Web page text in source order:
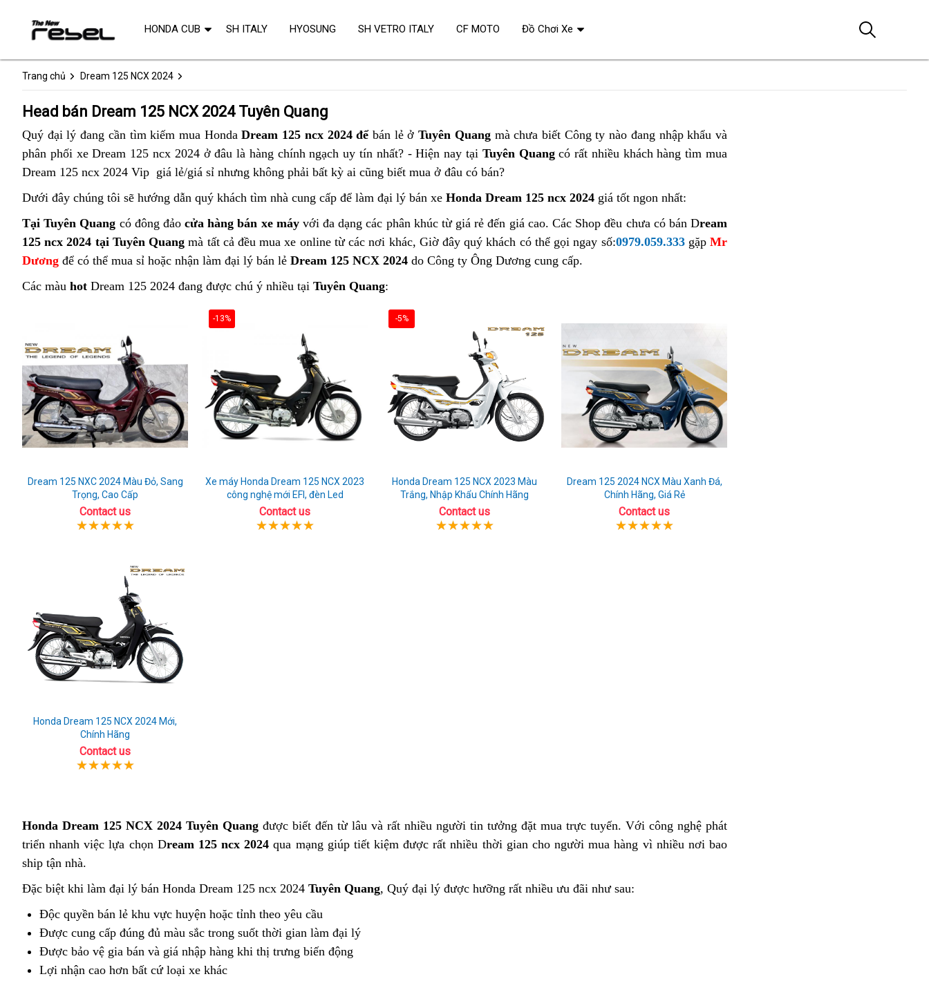
Trang chủ Dream 125 NCX 2024
Head bán Dream 125 NCX 2024 Tuyên Quang
Quý đại lý đang cần tìm kiếm mua HondaDream 125 ncx 2024 đểbán lẻ ở Tuyên Quangmà chưa biết Công ty nào đang nhập khẩu và
phân phối xe Dream 125 ncx 2024 ở đâu là hàng chính ngạch uy tín nhất? - Hiện nay tại Tuyên Quangcó rất nhiều khách hàng tìm mua
Dream 125 ncx 2024 Vip giá lẻ/giá sỉ nhưng không phải bất kỳ ai cũng biết mua ở đâu có bán?
Dưới đây chúng tôi sẽ hướng dẫn quý khách tìm nhà cung cấp để làm đại lý bán xe Honda Dream 125 ncx 2024 giá tốt ngon nhất:
Tại Tuyên Quang có đông đảocửa hàng bán xe máyvới đa dạng các phân khúc từ giá rẻ đến giá cao. Các Shop đều chưa có bán Dream
125 ncx 2024 tại Tuyên Quang mà tất cả đều mua xe online từ các nơi khác, Giờ đây quý khách có thể gọi ngay số:0979.059.333gặpMr
Dương để có thể mua sỉ hoặc nhận làm đại lý bán lẻ Dream 125 NCX 2024 do Công ty Ông Dương cung cấp.
Các màu hot Dream 125 2024 đang được chú ý nhiều tại Tuyên Quang:
Dream 125 NXC 2024 Màu Đỏ, Sang
Trọng, Cao Cấp
Contact us
-13%
Xe máy Honda Dream 125 NCX 2023
công nghệ mới EFI, đèn Led
Contact us
-5%
Honda Dream 125 NCX 2023 Màu
Trắng, Nhập Khẩu Chính Hãng
Contact us
Dream 125 2024 NCX Màu Xanh Đá,
Chính Hãng, Giá Rẻ
Contact us
Honda Dream 125 NCX 2024 Mới,
Chính Hãng
Contact us
Honda Dream 125 NCX 2024 Tuyên Quang được biết đến từ lâu và rất nhiều người tin tưởng đặt mua trực tuyến. Với công nghệ phát
triển nhanh việc lựa chọn Dream 125 ncx 2024 qua mạng giúp tiết kiệm được rất nhiều thời gian cho người mua hàng vì nhiều nơi bao
ship tận nhà.
Đặc biệt khi làm đại lý bán Honda Dream 125 ncx 2024 Tuyên Quang, Quý đại lý được hưỡng rất nhiều ưu đãi như sau:
Độc quyền bán lẻ khu vực huyện hoặc tỉnh theo yêu cầu
Được cung cấp đúng đủ màu sắc trong suốt thời gian làm đại lý
Được bảo vệ gia bán và giá nhập hàng khi thị trưng biến động
Lợi nhận cao hơn bất cứ loại xe khác
HONDA CUB SH ITALY HYOSUNG SH VETRO ITALY CF MOTO Đồ Chơi Xe